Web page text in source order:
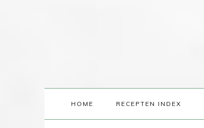
HOME RECEPTEN INDEX